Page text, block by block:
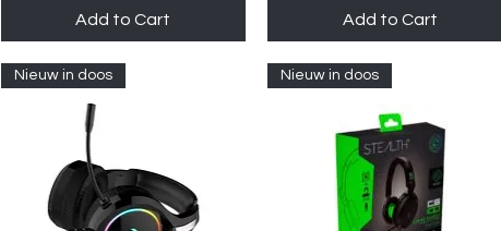
Add to Cart Add to Cart
Nieuw in doos Nieuw in doos